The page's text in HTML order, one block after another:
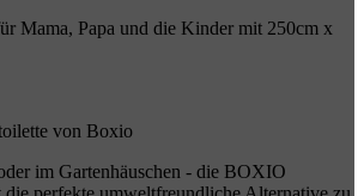
Mama, Papa und die Kinder mit 250cm x
von Boxio
im Gartenhäuschen - die BOXIO